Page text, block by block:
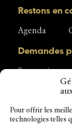
Pour offrir les
technologies telles
Restons en
Agenda
Demandes
Sponsoring